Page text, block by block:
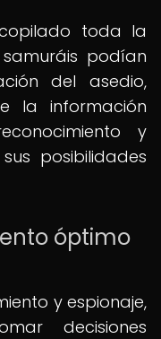
toda la
podían
del asedio,
la información
y
posibilidades
óptimo
y espionaje,
decisiones